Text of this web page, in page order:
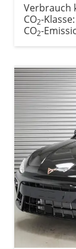
Verbrauch
CO2-Klasse:
CO2-